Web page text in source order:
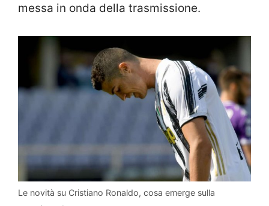
messa in onda della trasmissione.
Le novità su Cristiano Ronaldo, cosa emerge sulla